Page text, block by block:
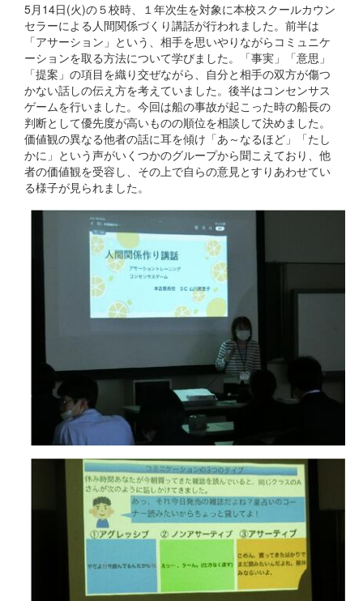
5月14日(火)の５校時、１年次生を対象に本校スクールカウン
セラーによる人間関係づくり講話が行われました。前半は
「アサーション」という、相手を思いやりながらコミュニケ
ーションを取る方法について学びました。「事実」「意思」
「提案」の項目を織り交ぜながら、自分と相手の双方が傷つ
かない話しの伝え方を考えていました。後半はコンセンサス
ゲームを行いました。今回は船の事故が起こった時の船長の
判断として優先度が高いものの順位を相談して決めました。
価値観の異なる他者の話に耳を傾け「あ～なるほど」「たし
かに」という声がいくつかのグループから聞こえており、他
者の価値観を受容し、その上で自らの意見とすりあわせてい
る様子が見られました。